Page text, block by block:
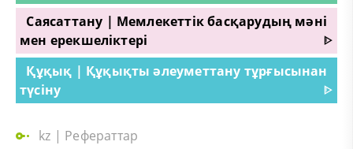
Саясаттану | Мемлекеттік басқарудың мәні
мен ерекшеліктері
ᐈ
Құқық | Құқықты әлеуметтану тұрғысынан
түсіну
ᐈ
kz | Рефераттар